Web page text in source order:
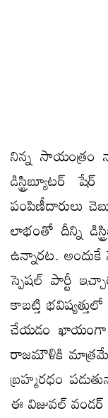
నిన్న సాయంత్రం
డిస్ట్రిబ్యూటర్
పంపిణీదారులు
లాభంతో దీన్ని
ఉన్నారట.
స్పెషల్ పార్టీ
కాబట్తి
చేయడం ఖాయంగా
రాజమౌళికి మాత్రమే
బ్రహ్మరధం
ఈ విజువల్